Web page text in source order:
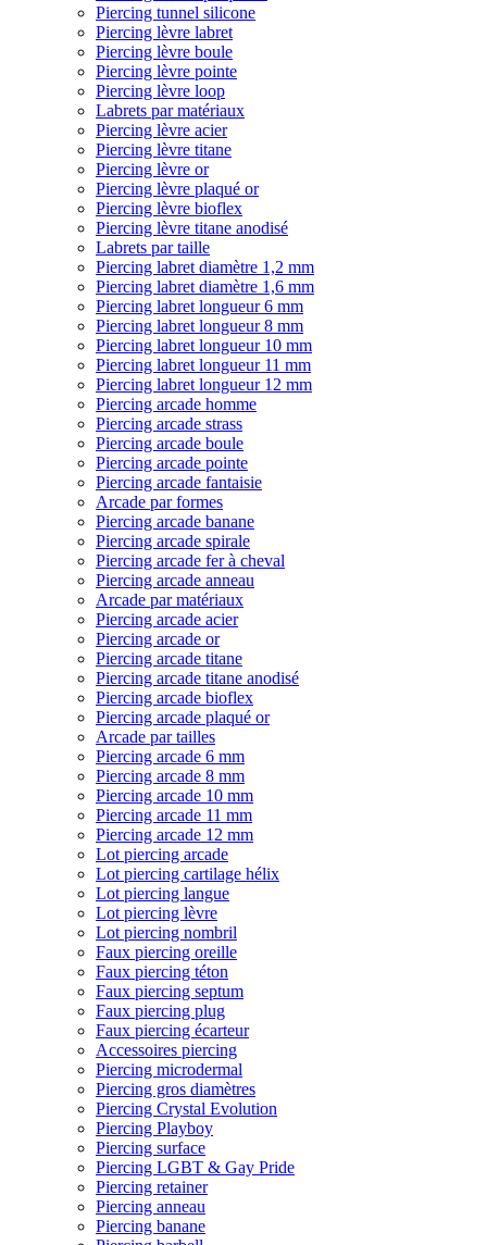
Piercing tunnel silicone
Piercing lèvre labret
Piercing lèvre boule
Piercing lèvre pointe
Piercing lèvre loop
Labrets par matériaux
Piercing lèvre acier
Piercing lèvre titane
Piercing lèvre or
Piercing lèvre plaqué or
Piercing lèvre bioflex
Piercing lèvre titane anodisé
Labrets par taille
Piercing labret diamètre 1,2 mm
Piercing labret diamètre 1,6 mm
Piercing labret longueur 6 mm
Piercing labret longueur 8 mm
Piercing labret longueur 10 mm
Piercing labret longueur 11 mm
Piercing labret longueur 12 mm
Piercing arcade homme
Piercing arcade strass
Piercing arcade boule
Piercing arcade pointe
Piercing arcade fantaisie
Arcade par formes
Piercing arcade banane
Piercing arcade spirale
Piercing arcade fer à cheval
Piercing arcade anneau
Arcade par matériaux
Piercing arcade acier
Piercing arcade or
Piercing arcade titane
Piercing arcade titane anodisé
Piercing arcade bioflex
Piercing arcade plaqué or
Arcade par tailles
Piercing arcade 6 mm
Piercing arcade 8 mm
Piercing arcade 10 mm
Piercing arcade 11 mm
Piercing arcade 12 mm
Lot piercing arcade
Lot piercing cartilage hélix
Lot piercing langue
Lot piercing lèvre
Lot piercing nombril
Faux piercing oreille
Faux piercing téton
Faux piercing septum
Faux piercing plug
Faux piercing écarteur
Accessoires piercing
Piercing microdermal
Piercing gros diamètres
Piercing Crystal Evolution
Piercing Playboy
Piercing surface
Piercing LGBT & Gay Pride
Piercing retainer
Piercing anneau
Piercing banane